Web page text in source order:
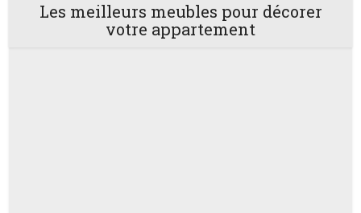
Les meilleurs meubles pour décorer
votre appartement